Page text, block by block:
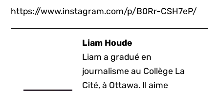
https://www.instagram.com/p/B0Rr-CSH7eP/
Liam Houde
Liam a gradué en
journalisme au Collège La
Cité, à Ottawa. Il aime